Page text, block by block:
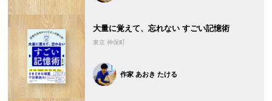
大量に覚えて、忘れない すごい記憶術
東京 神保町
作家 あおき たける